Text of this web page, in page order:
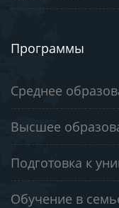
Программы
Среднее
Высшее
Подготовка к
Обучение в